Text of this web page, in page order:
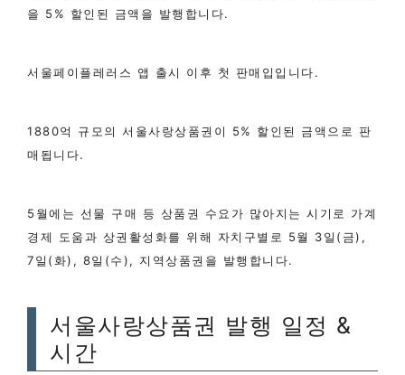
을 5% 할인된 금액을 발행합니다.
서울페이플레러스 앱 출시 이후 첫 판매입입니다.
1880억 규모의 서울사랑상품권이 5% 할인된 금액으로 판
매됩니다.
5월에는 선물 구매 등 상품권 수요가 많아지는 시기로 가계
경제 도움과 상권활성화를 위해 자치구별로 5월 3일(금),
7일(화), 8일(수), 지역상품권을 발행합니다.
서울사랑상품권 발행 일정 &
시간